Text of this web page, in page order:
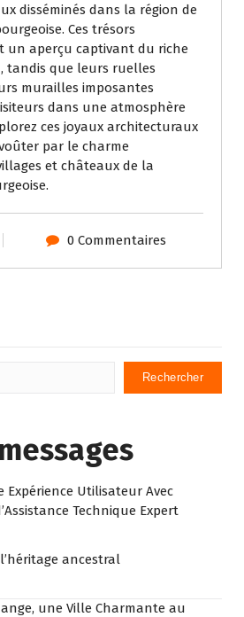
disséminés dans la région de
Ces trésors
un aperçu captivant du riche
tandis que leurs ruelles
murailles imposantes
dans une atmosphère
ces joyaux architecturaux
par le charme
et châteaux de la
0 Commentaires
Rechercher
Expérience Utilisateur Avec
Technique Expert
ancestral
une Ville Charmante au